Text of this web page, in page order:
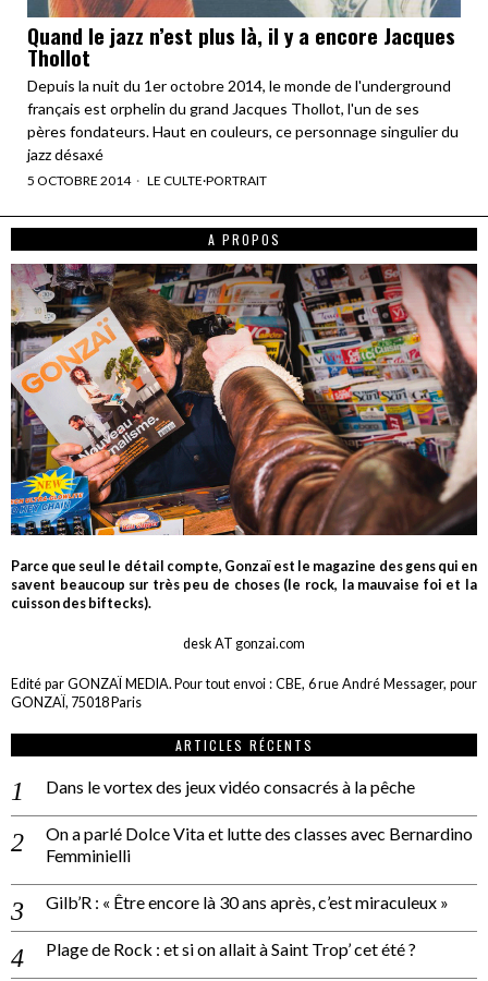
Quand le jazz n’est plus là, il y a encore Jacques
Thollot
Depuis la nuit du 1er octobre 2014, le monde de l'underground
français est orphelin du grand Jacques Thollot, l'un de ses
pères fondateurs. Haut en couleurs, ce personnage singulier du
jazz désaxé
5 OCTOBRE 2014 LE CULTE·PORTRAIT
A PROPOS
Parce que seul le détail compte, Gonzaï est le magazine des gens qui en
savent beaucoup sur très peu de choses (le rock, la mauvaise foi et la
cuisson des biftecks).
desk AT gonzai.com
Edité par GONZAÏ MEDIA. Pour tout envoi : CBE, 6 rue André Messager, pour
GONZAÏ, 75018 Paris
ARTICLES RÉCENTS
Dans le vortex des jeux vidéo consacrés à la pêche
On a parlé Dolce Vita et lutte des classes avec Bernardino
Femminielli
Gilb’R : « Être encore là 30 ans après, c’est miraculeux »
Plage de Rock : et si on allait à Saint Trop’ cet été ?